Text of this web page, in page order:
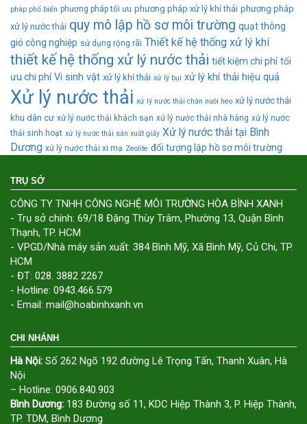
pháp phổ biến phương pháp tối ưu phương pháp xử lý khí thải phương pháp
xử lý nước thải quy mô lập hồ sơ môi trường quạt thông
gió công nghiệp sử dụng rộng rãi Thiết kế hệ thống xử lý khí
thiết kế hệ thống xử lý nước thải tiết kiệm chi phí tối
ưu chi phí Vi sinh vật xử lý khí thải xử lý bụi xử lý khí thải hiệu quả
Xử lý nước thải xử lý nước thải chăn nuôi heo xử lý nước thải
khu dân cư xử lý nước thải khách sạn xử lý nước thải nhà hàng xử lý nước
thải sinh hoạt xử lý nước thải sản xuất giấy Xử lý nước thải tại Bình
Dương xử lý nước thải xi mạ Zeolite đối tượng lập hồ sơ môi trường
TRỤ SỞ
CÔNG TY TNHH CÔNG NGHỆ MÔI TRƯỜNG HÒA BÌNH XANH
- Trụ sở chính: 69/18 Đặng Thùy Trâm, Phường 13, Quận Bình
Thạnh, TP. HCM
- VPGD/Nhà máy sản xuất: 384 Bình Mỹ, Xã Bình Mỹ, Củ Chi, TP.
HCM
- ĐT: 028. 3882 2267
- Hotline: 0943.466.579
- Email: mail@hoabinhxanh.vn
CHI NHÁNH
Hà Nội: Số 262 Ngõ 192 đường Lê Trọng Tấn, Thanh Xuân, Hà
Nội
– Hotline: 0906.840.903
Bình Dương: 183 Đường số 11, KDC Hiệp Thành 3, P. Hiệp Thành,
TP. TDM, Bình Dương